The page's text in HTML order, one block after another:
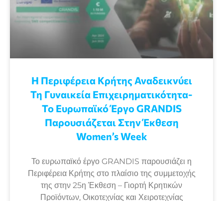
Η Περιφέρεια Κρήτης Αναδεικνύει
Τη Γυναικεία Επιχειρηματικότητα-
Το Ευρωπαϊκό Έργο GRANDIS
Παρουσιάζεται Στην Έκθεση
Women’s Week
Το ευρωπαϊκό έργο GRANDIS παρουσιάζει η
Περιφέρεια Κρήτης στο πλαίσιο της συμμετοχής
της στην 25η Έκθεση – Γιορτή Κρητικών
Προϊόντων, Οικοτεχνίας και Χειροτεχνίας